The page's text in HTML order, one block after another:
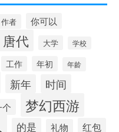
作者 你可以
唐代 大学 学校
工作 年初 年龄
新年 时间
个 梦幻西游
的是 礼物 红包